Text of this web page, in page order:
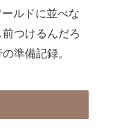
ルドに並べな
つけるんだろ
準備記録。